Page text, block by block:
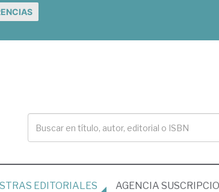
EDITORIALES AGENCIA